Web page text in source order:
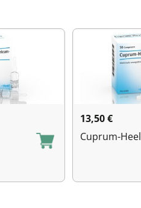
13,50€
Cuprum-Heel